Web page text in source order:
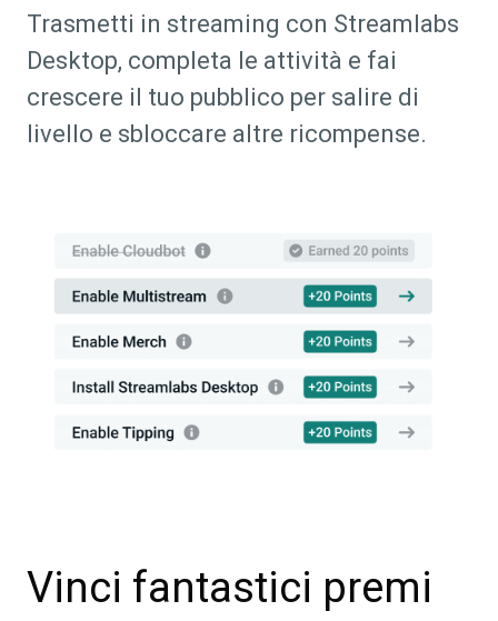
Trasmetti in streaming con Streamlabs
Desktop, completa le attività e fai
crescere il tuo pubblico per salire di
livello e sbloccare altre ricompense.
Vinci fantastici premi